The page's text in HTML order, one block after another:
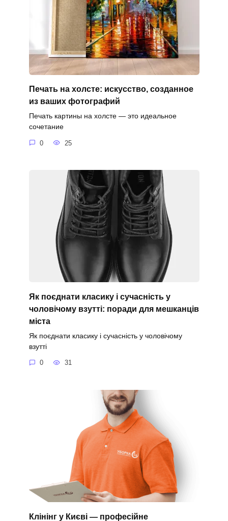
Печать на холсте: искусство, созданное
из ваших фотографий
Печать картины на холсте — это идеальное
сочетание
0 25
Як поєднати класику і сучасність у
чоловічому взутті: поради для мешканців
міста
Як поєднати класику і сучасність у чоловічому
взутті
0 31
Клінінг у Києві — професійне